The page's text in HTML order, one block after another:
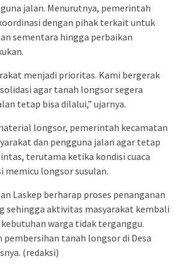
jalan. Menurutnya, pemerintah
dengan pihak terkait untuk
sementara hingga perbaikan
menjadi prioritas. Kami bergerak
agar tanah longsor segera
tetap bisa dilalui,” ujarnya.
longsor, pemerintah kecamatan
dan pengguna jalan agar tetap
terutama ketika kondisi cuaca
memicu longsor susulan.
Laskep berharap proses penanganan
sehingga aktivitas masyarakat kembali
warga tidak terganggu.
pembersihan tanah longsor di Desa
(redaksi)